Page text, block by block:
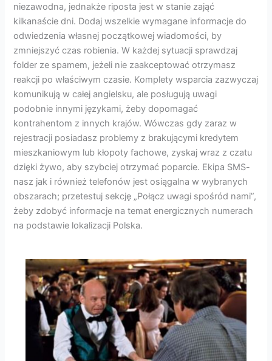
niezawodna, jednakże riposta jest w stanie zająć
kilkanaście dni. Dodaj wszelkie wymagane informacje do
odwiedzenia własnej początkowej wiadomości, by
zmniejszyć czas robienia. W każdej sytuacji sprawdzaj
folder ze spamem, jeżeli nie zaakceptować otrzymasz
reakcji po właściwym czasie. Komplety wsparcia zazwyczaj
komunikują w całej angielsku, ale posługują uwagi
podobnie innymi językami, żeby dopomagać
kontrahentom z innych krajów. Wówczas gdy zaraz w
rejestracji posiadasz problemy z brakującymi kredytem
mieszkaniowym lub kłopoty fachowe, zyskaj wraz z czatu
dzięki żywo, aby szybciej otrzymać poparcie. Ekipa SMS-
nasz jak i również telefonów jest osiągalna w wybranych
obszarach; przetestuj sekcję „Połącz uwagi spośród nami”,
żeby zdobyć informacje na temat energicznych numerach
na podstawie lokalizacji Polska.